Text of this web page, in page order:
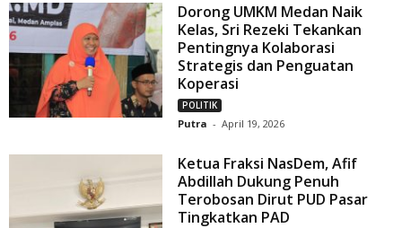
Dorong UMKM Medan Naik
Kelas, Sri Rezeki Tekankan
Pentingnya Kolaborasi
Strategis dan Penguatan
Koperasi
POLITIK
Putra - April 19, 2026
Ketua Fraksi NasDem, Afif
Abdillah Dukung Penuh
Terobosan Dirut PUD Pasar
Tingkatkan PAD